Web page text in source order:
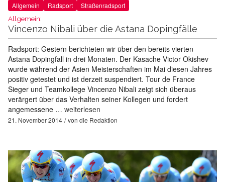
Allgemein Radsport Straßenradsport
Allgemein:
Vincenzo Nibali über die Astana Dopingfälle
Radsport: Gestern berichteten wir über den bereits vierten
Astana Dopingfall in drei Monaten. Der Kasache Victor Okishev
wurde während der Asien Meisterschaften im Mai diesen Jahres
positiv getestet und ist derzeit suspendiert. Tour de France
Sieger und Teamkollege Vincenzo Nibali zeigt sich überaus
verärgert über das Verhalten seiner Kollegen und fordert
angemessene … weiterlesen
21. November 2014 von die Redaktion